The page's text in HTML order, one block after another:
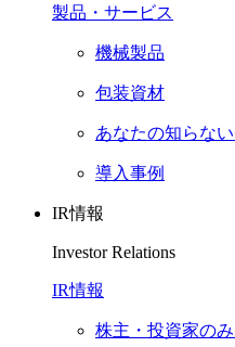
製品・サービス
機械製品
包装資材
あなたの知らな
導入事例
IR情報
Investor Relations
IR情報
株主・投資家の